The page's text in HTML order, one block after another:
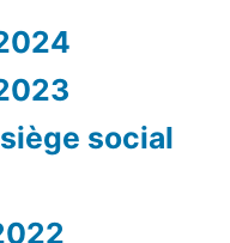
social